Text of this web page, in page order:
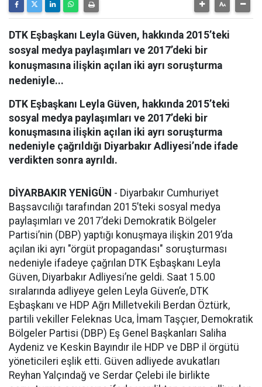
DTK Eşbaşkanı Leyla Güven, hakkında 2015’teki
sosyal medya paylaşımları ve 2017’deki bir
konuşmasına ilişkin açılan iki ayrı soruşturma
nedeniyle...
DTK Eşbaşkanı Leyla Güven, hakkında 2015’teki
sosyal medya paylaşımları ve 2017’deki bir
konuşmasına ilişkin açılan iki ayrı soruşturma
nedeniyle çağrıldığı Diyarbakır Adliyesi’nde ifade
verdikten sonra ayrıldı.
DİYARBAKIR YENİGÜN - Diyarbakır Cumhuriyet
Başsavcılığı tarafından 2015’teki sosyal medya
paylaşımları ve 2017’deki Demokratik Bölgeler
Partisi’nin (DBP) yaptığı konuşmaya ilişkin 2019’da
açılan iki ayrı "örgüt propagandası" soruşturması
nedeniyle ifadeye çağrılan DTK Eşbaşkanı Leyla
Güven, Diyarbakır Adliyesi’ne geldi. Saat 15.00
sıralarında adliyeye gelen Leyla Güven’e, DTK
Eşbaşkanı ve HDP Ağrı Milletvekili Berdan Öztürk,
partili vekiller Feleknas Uca, İmam Taşçıer, Demokratik
Bölgeler Partisi (DBP) Eş Genel Başkanları Saliha
Aydeniz ve Keskin Bayındır ile HDP ve DBP il örgütü
yöneticileri eşlik etti. Güven adliyede avukatları
Reyhan Yalçındağ ve Serdar Çelebi ile birlikte